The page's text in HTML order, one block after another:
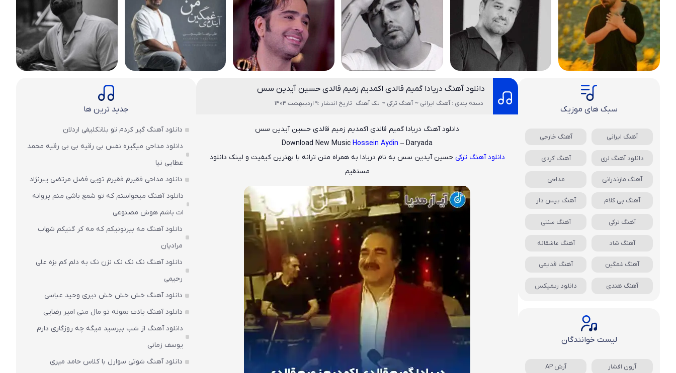
دانلود آهنگ دریادا گمیم قالدی اکمدیم زمیم قالدی حسین آیدین سس
دسته بندی : آهنگ ایرانی ~ آهنگ ترکی ~ تک آهنگ تاریخ انتشار :9 اردیبهشت 1404
دانلود آهنگ دریادا گمیم قالدی اکمدیم زمیم قالدی حسین آیدین سس
Download New MusicHossein Aydin– Daryada
دانلود آهنگ ترکی حسین آیدین سس به نام دریادا به همراه متن ترانه با بهترین کیفیت و لینک دانلود
مستقیم
سبک های موزیک
آهنگ ایرانی آهنگ خارجی
دانلود آهنگ لری آهنگ کردی
آهنگ مازندرانی مداحی
آهنگ بی کلام آهنگ بیس دار
آهنگ ترکی آهنگ سنتی
آهنگ شاد آهنگ عاشقانه
آهنگ غمگین آهنگ قدیمی
آهنگ هندی دانلود ریمیکس
لیست خوانندگان
آرون افشار آرش AP
جدید ترین ها
دانلود آهنگ گیر کردم تو بلاتکلیفی اردلان
دانلود مداحی میگیره نفس بی رقیه بی بی رقیه محمد
عطایی نیا
دانلود مداحی فقیرم فقیرم تویی فضل مرتضی یبرنژاد
دانلود آهنگ میخواستم که تو شمع باشی منم پروانه
ات باشم هوش مصنوعی
دانلود آهنگ مه بیرنونیکم که مه کر گنیکم شهاب
مرادیان
دانلود آهنگ نک نک نک نزن نک به دلم کم بزه علی
رحیمی
دانلود آهنگ خش خش خش دیری وحید عباسی
دانلود آهنگ یادت بمونه تو مال منی امیر رضایی
دانلود آهنگ از شب بپرسید میگه چه روزگاری دارم
یوسف زمانی
دانلود آهنگ شوتی سوارل با کلاس حامد میری